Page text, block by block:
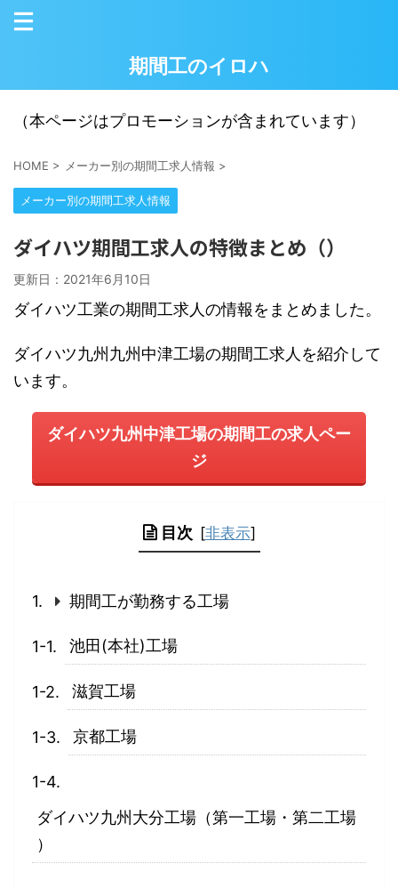
期間工のイロハ
（本ページはプロモーションが含まれています）
HOME > メーカー別の期間工求人情報 >
メーカー別の期間工求人情報
ダイハツ期間工求人の特徴まとめ（）
更新日： 2021年6月10日
ダイハツ工業の期間工求人の情報をまとめました。
ダイハツ九州九州中津工場の期間工求人を紹介して
います。
ダイハツ九州中津工場の期間工の求人ペー
ジ
目次 [非表示]
期間工が勤務する工場
池田(本社)工場
滋賀工場
京都工場
ダイハツ九州大分工場（第一工場・第二工場
）